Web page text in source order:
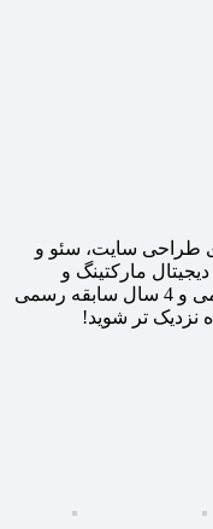
طراحی سایت، سئو و
مارکتینگ و
گرافیک با بیش از 10 سال سابقه غیر رسمی و 4 سال سابقه رسمی
نزدیک تر شوید!